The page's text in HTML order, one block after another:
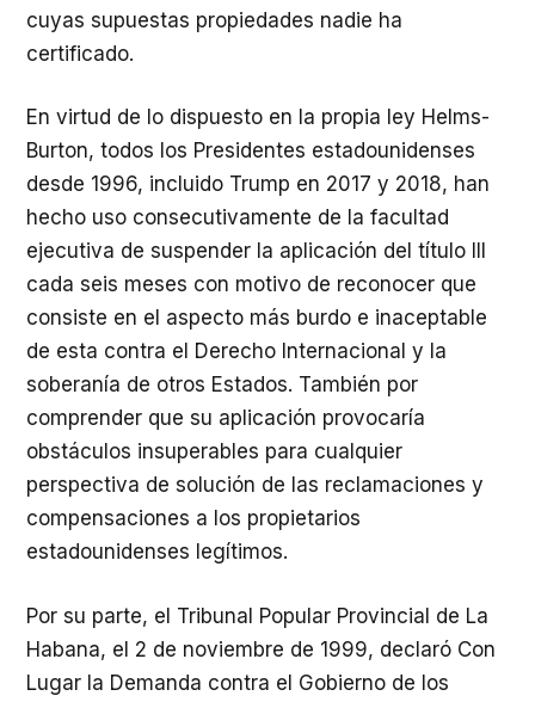
cuyas supuestas propiedades nadie ha
certificado.
En virtud de lo dispuesto en la propia ley Helms-
Burton, todos los Presidentes estadounidenses
desde 1996, incluido Trump en 2017 y 2018, han
hecho uso consecutivamente de la facultad
ejecutiva de suspender la aplicación del título III
cada seis meses con motivo de reconocer que
consiste en el aspecto más burdo e inaceptable
de esta contra el Derecho Internacional y la
soberanía de otros Estados. También por
comprender que su aplicación provocaría
obstáculos insuperables para cualquier
perspectiva de solución de las reclamaciones y
compensaciones a los propietarios
estadounidenses legítimos.
Por su parte, el Tribunal Popular Provincial de La
Habana, el 2 de noviembre de 1999, declaró Con
Lugar la Demanda contra el Gobierno de los